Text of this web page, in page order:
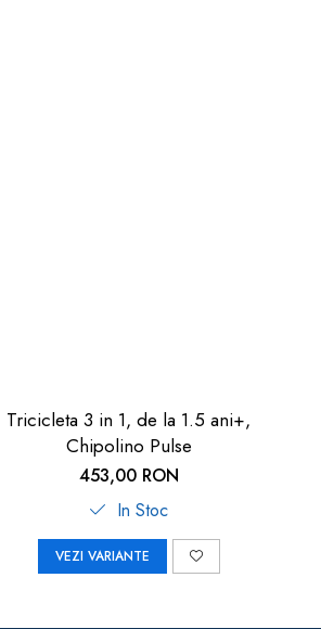
Tricicleta 3 in 1, de la 1.5 ani+,
Chipolino Pulse
453,00 RON
In Stoc
VEZI VARIANTE